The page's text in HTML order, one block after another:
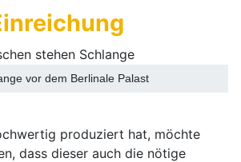
vor dem Berlinale Palast
produziert hat, möchte
dass dieser auch die nötige